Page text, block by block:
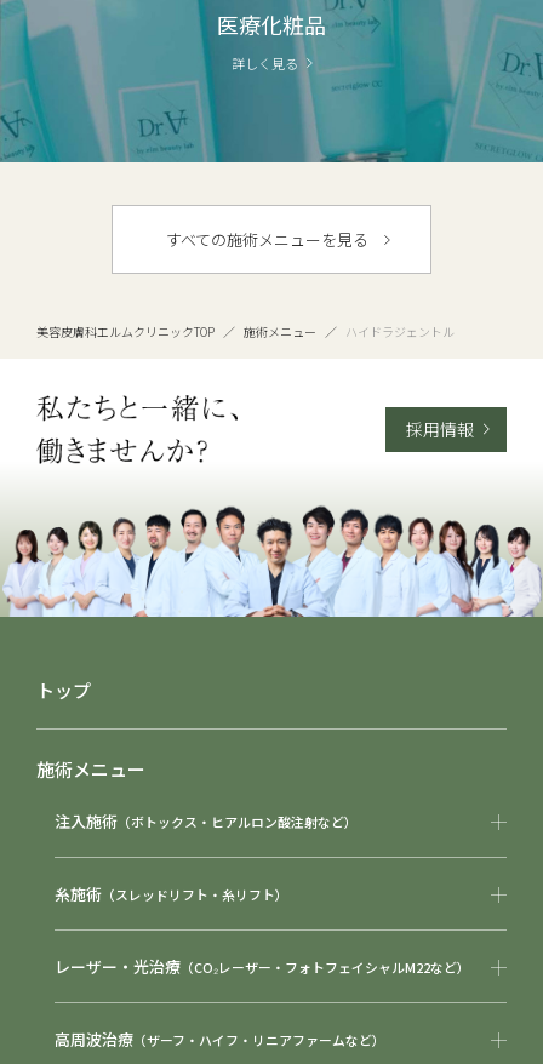
医療化粧品
詳しく見る
すべての施術メニューを見る
美容皮膚科エルムクリニックTOP ／ 施術メニュー ／ ハイドラジェントル
採用情報
トップ
施術メニュー
注入施術 （ボトックス・ヒアルロン酸注射など）
糸施術 （スレッドリフト・糸リフト）
レーザー・光治療 （CO₂レーザー・フォトフェイシャルM22など）
高周波治療 （ザーフ・ハイフ・リニアファームなど）